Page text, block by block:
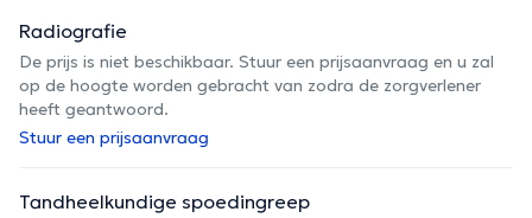
Radiografie
De prijs is niet beschikbaar. Stuur een prijsaanvraag en u zal
op de hoogte worden gebracht van zodra de zorgverlener
heeft geantwoord.
Stuur een prijsaanvraag
Tandheelkundige spoedingreep